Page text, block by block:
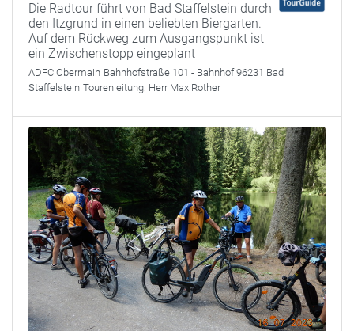
Die Radtour führt von Bad Staffelstein durch
den Itzgrund in einen beliebten Biergarten.
Auf dem Rückweg zum Ausgangspunkt ist
ein Zwischenstopp eingeplant
ADFC Obermain Bahnhofstraße 101 - Bahnhof 96231 Bad
Staffelstein Tourenleitung: Herr Max Rother